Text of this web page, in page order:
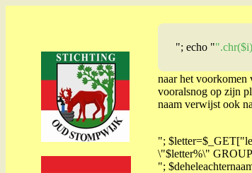
"; echo "
naar het voorkomen
vooralsnog op zijn
naam verwijst ook
";
\"$letter%\"
";